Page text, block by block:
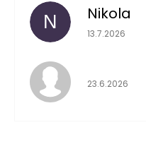
N Nikola
13.7.2026
23.6.2026